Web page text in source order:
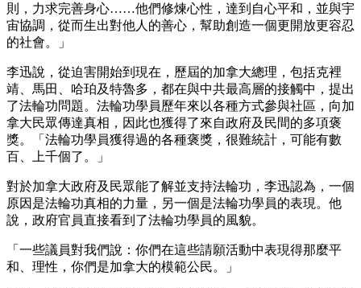
則，力求完善身心……他們修煉心性，達到自心平和，並與宇
宙協調，從而生出對他人的善心，幫助創造一個更開放更容忍
的社會。」
李迅說，從迫害開始到現在，歷屆的加拿大總理，包括克裡
靖、馬田、哈珀及特魯多，都在與中共最高層的接觸中，提出
了法輪功問題。法輪功學員歷年來以各種方式參與社區，向加
拿大民眾傳達真相，因此也獲得了來自政府及民間的多項褒
獎。「法輪功學員獲得過的各種褒獎，很難統計，可能有數
百、上千個了。」
對於加拿大政府及民眾能了解並支持法輪功，李迅認為，一個
原因是法輪功真相的力量，另一個是法輪功學員的表現。他
說，政府官員直接看到了法輪功學員的風貌。
「一些議員對我們說：你們在這些請願活動中表現得那麼平
和、理性，你們是加拿大的模範公民。」